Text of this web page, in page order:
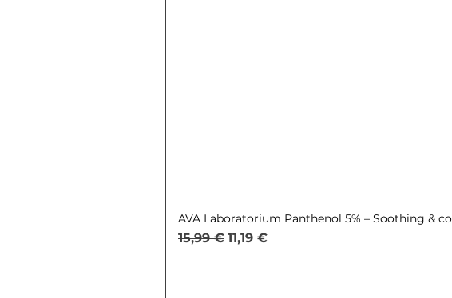
AVA Laboratorium Panthenol 5% – Soothing &
Parastā cena
15,99 € Izpārdošanas cena
11,19 €